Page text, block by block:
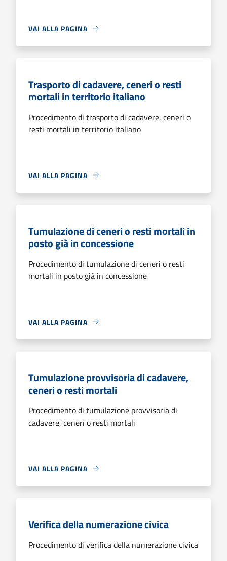
VAI ALLA PAGINA
Trasporto di cadavere, ceneri o resti
mortali in territorio italiano
Procedimento di trasporto di cadavere, ceneri o
resti mortali in territorio italiano
VAI ALLA PAGINA
Tumulazione di ceneri o resti mortali in
posto già in concessione
Procedimento di tumulazione di ceneri o resti
mortali in posto già in concessione
VAI ALLA PAGINA
Tumulazione provvisoria di cadavere,
ceneri o resti mortali
Procedimento di tumulazione provvisoria di
cadavere, ceneri o resti mortali
VAI ALLA PAGINA
Verifica della numerazione civica
Procedimento di verifica della numerazione civica